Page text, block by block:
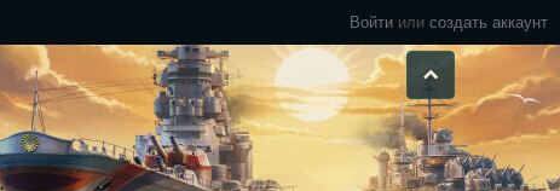
Войти или создать аккаунт